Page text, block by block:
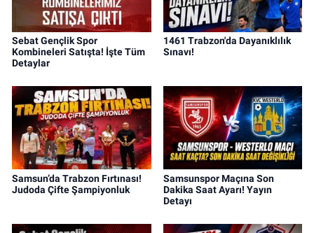
Sebat Gençlik Spor
Kombineleri Satışta! İşte Tüm
Detaylar
1461 Trabzon'da Dayanıklılık
Sınavı!
Samsun’da Trabzon Fırtınası!
Judoda Çifte Şampiyonluk
Samsunspor Maçına Son
Dakika Saat Ayarı! Yayın
Detayı